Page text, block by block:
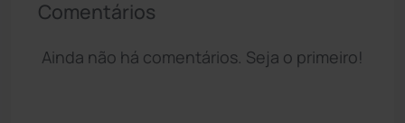
Comentários
Ainda não há comentários. Seja o primeiro!